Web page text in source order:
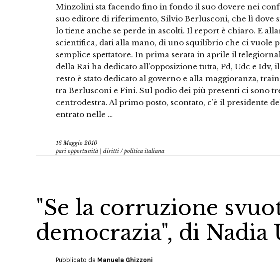
Minzolini sta facendo fino in fondo il suo dovere nei
suo editore di riferimento, Silvio Berlusconi, che lì dove
lo tiene anche se perde in ascolti. Il report è chiaro. E
scientifica, dati alla mano, di uno squilibrio che ci vuole
semplice spettatore. In prima serata in aprile il
della Rai ha dedicato all’opposizione tutta, Pd, Udc e Idv,
resto è stato dedicato al governo e alla maggioranza,
tra Berlusconi e Fini. Sul podio dei più presenti ci sono
centrodestra. Al primo posto, scontato, c’è il presidente
entrato nelle …
16 Maggio 2010
pari opportunità | diritti /politica italiana
"Se la corruzione
democrazia", di Nadia
Pubblicato da Manuela Ghizzoni